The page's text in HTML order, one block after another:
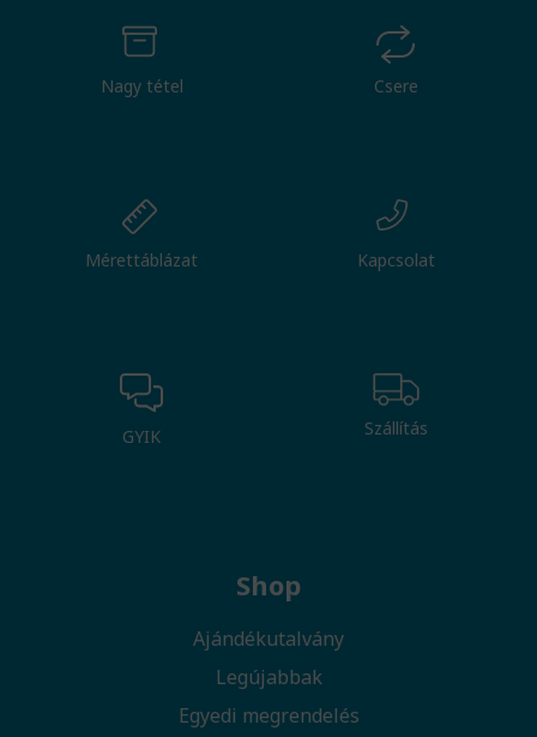
Nagy tétel Csere
Mérettáblázat Kapcsolat
GYIK Szállítás
Shop
Ajándékutalvány
Legújabbak
Egyedi megrendelés